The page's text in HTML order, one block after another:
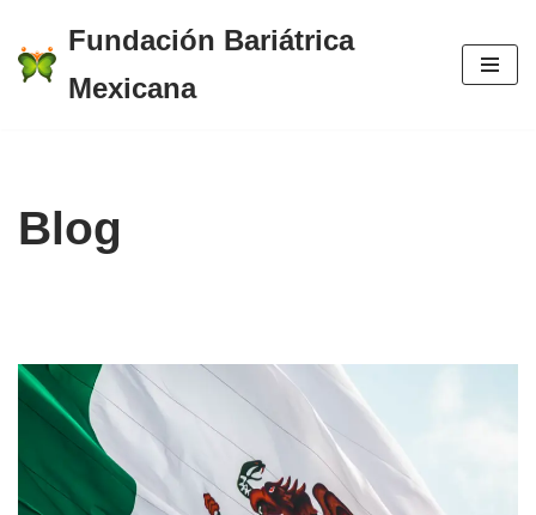
Saltar
Fundación Bariátrica
Mexicana
Blog